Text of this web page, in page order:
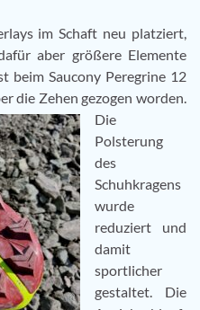
im Schaft neu platziert,
aber größere Elemente
beim Saucony Peregrine 12
die Zehen gezogen worden.
Die
Polsterung
des
Schuhkragens
wurde
reduziert und
damit
sportlicher
gestaltet. Die